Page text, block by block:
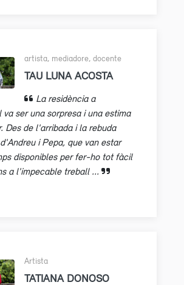
artista, mediadore, docente
TAU LUNA ACOSTA
La residència a
ser una sorpresa i una estima
Des de l'arribada i la rebuda
i Pepa, que van estar
disponibles per fer-ho tot fàcil
a l'impecable treball ...
Artista
TATIANA DONOSO